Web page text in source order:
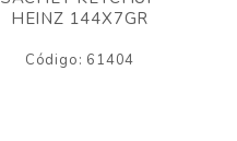
HEINZ 144X7GR
Código: 61404